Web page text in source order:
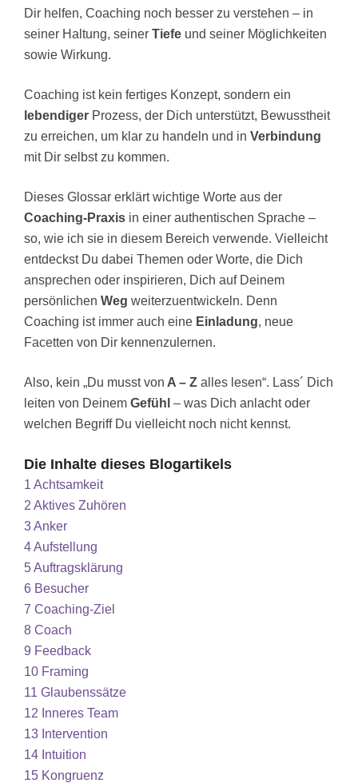
Dir helfen, Coaching noch besser zu verstehen – in
seiner Haltung, seiner Tiefe und seiner Möglichkeiten
sowie Wirkung.
Coaching ist kein fertiges Konzept, sondern ein
lebendiger Prozess, der Dich unterstützt, Bewusstheit
zu erreichen, um klar zu handeln und in Verbindung
mit Dir selbst zu kommen.
Dieses Glossar erklärt wichtige Worte aus der
Coaching-Praxis in einer authentischen Sprache –
so, wie ich sie in diesem Bereich verwende. Vielleicht
entdeckst Du dabei Themen oder Worte, die Dich
ansprechen oder inspirieren, Dich auf Deinem
persönlichen Weg weiterzuentwickeln. Denn
Coaching ist immer auch eine Einladung, neue
Facetten von Dir kennenzulernen.
Also, kein „Du musst von A – Z alles lesen“. Lass´ Dich
leiten von Deinem Gefühl – was Dich anlacht oder
welchen Begriff Du vielleicht noch nicht kennst.
Die Inhalte dieses Blogartikels
1 Achtsamkeit
2 Aktives Zuhören
3Anker
4Aufstellung
5Auftragsklärung
6 Besucher
7 Coaching-Ziel
8 Coach
9 Feedback
10 Framing
11 Glaubenssätze
12 Inneres Team
13 Intervention
14 Intuition
15 Kongruenz